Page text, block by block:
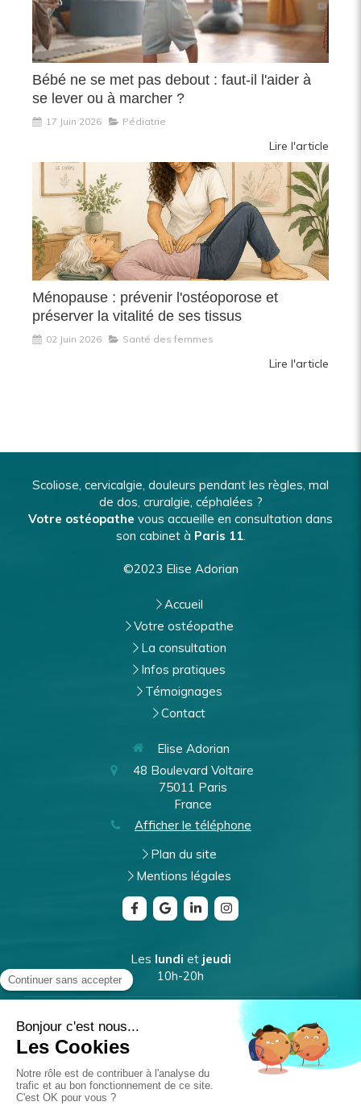
Bébé ne se met pas debout : faut-il l'aider à
se lever ou à marcher ?
17 Juin 2026 Pédiatrie
Lire l'article
Ménopause : prévenir l'ostéoporose et
préserver la vitalité de ses tissus
02 Juin 2026 Santé des femmes
Lire l'article
Scoliose, cervicalgie, douleurs pendant les règles, mal
de dos, cruralgie, céphalées ?
Votre ostéopathe vous accueille en consultation dans
son cabinet à Paris 11.
©2023 Elise Adorian
Accueil
Votre ostéopathe
La consultation
Infos pratiques
Témoignages
Contact
Elise Adorian
48 Boulevard Voltaire
75011 Paris
France
Afficher le téléphone
Plan du site
Mentions légales
Les lundi et jeudi
10h-20h
vendredi
Lemercredi
10h-18h